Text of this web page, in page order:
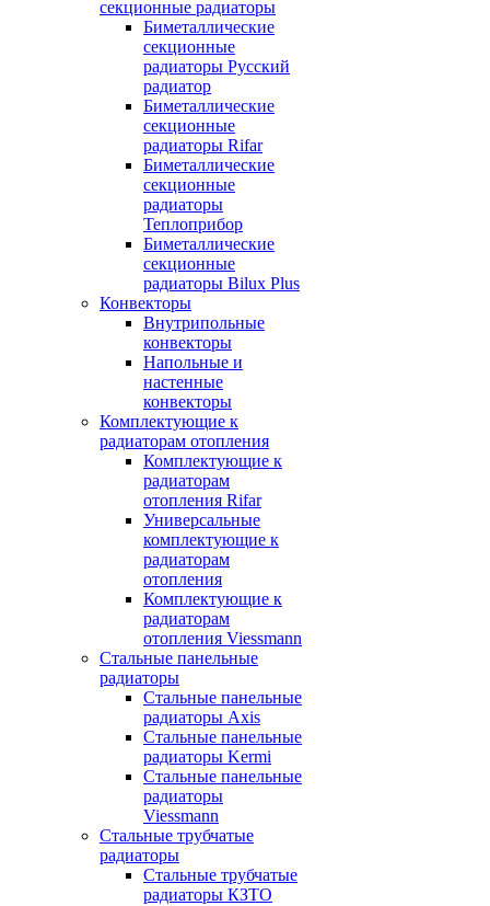
секционные радиаторы
Биметаллические
секционные
радиаторы Русский
радиатор
Биметаллические
секционные
радиаторы Rifar
Биметаллические
секционные
радиаторы
Теплоприбор
Биметаллические
секционные
радиаторы Bilux Plus
Конвекторы
Внутрипольные
конвекторы
Напольные и
настенные
конвекторы
Комплектующие к
радиаторам отопления
Комплектующие к
радиаторам
отопления Rifar
Универсальные
комплектующие к
радиаторам
отопления
Комплектующие к
радиаторам
отопления Viessmann
Стальные панельные
радиаторы
Стальные панельные
радиаторы Axis
Стальные панельные
радиаторы Kermi
Стальные панельные
радиаторы
Viessmann
Стальные трубчатые
радиаторы
Стальные трубчатые
радиаторы КЗТО